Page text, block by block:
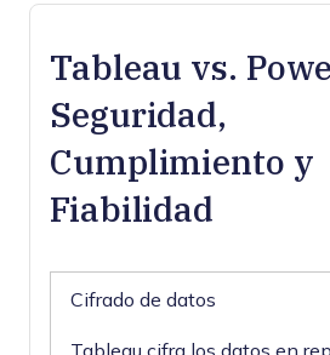
Tableau vs.
Seguridad,
Cumplimiento y
Fiabilidad
Cifrado de datos